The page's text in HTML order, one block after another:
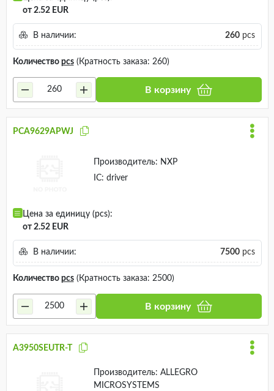
от 2.52 EUR
В наличии: 260pcs
Количество pcs(Кратность заказа: 260)
В корзину
PCA9629APWJ
Производитель: NXP
IC: driver
Цена за единицу (pcs):
от 2.52 EUR
В наличии: 7500pcs
Количество pcs(Кратность заказа: 2500)
В корзину
A3950SEUTR-T
Производитель: ALLEGRO
MICROSYSTEMS